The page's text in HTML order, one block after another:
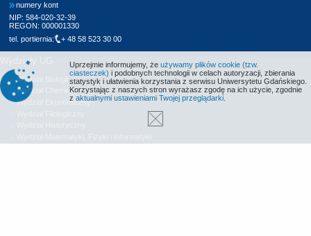
numery kont
NIP: 584-020-32-39
REGON: 000001330
tel. portiernia:
+ 48 58 523 30 00
Wydziały UG
Wydział Biologii
Wydział Chemii
Wydział Ekonomiczny
Uprzejmie informujemy, że używamy plików cookie (tzw.
ciasteczek) i podobnych technologii w celach autoryzacji, zbierania
statystyk i ułatwienia korzystania z serwisu Uniwersytetu Gdańskiego.
Korzystając z naszych stron wyrażasz zgodę na ich użycie, zgodnie
z aktualnymi ustawieniami Twojej przeglądarki